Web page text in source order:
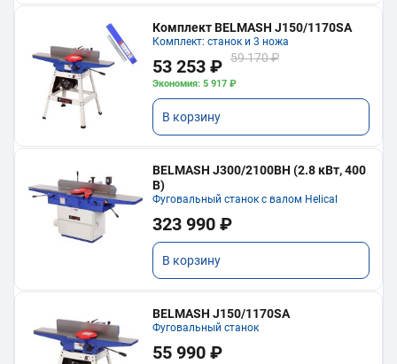
Комплект BELMASH J150/1170SA
Комплект: станок и 3 ножа
53 253 ₽ 59 170 ₽
Экономия: 5 917 ₽
В корзину
BELMASH J300/2100ВH (2.8 кВт, 400
В)
Фуговальный станок с валом Helical
323 990 ₽
В корзину
BELMASH J150/1170SA
Фуговальный станок
55 990 ₽